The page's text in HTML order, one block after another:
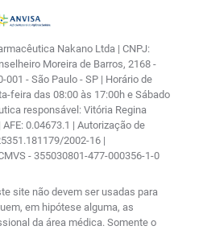
Nakano Ltda | CNPJ:
Moreira de Barros, 2168 -
001 - São Paulo - SP | Horário de
feira das 08:00 às 17:00h e Sábado
responsável: Vitória Regina
0.04673.1 | Autorização de
2002-16 |
- 355030801-477-000356-1-0
site não devem ser usadas para
em hipótese alguma, as
da área médica. Somente o